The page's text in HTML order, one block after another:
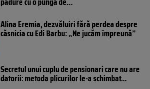
Alina Eremia, dezvăluiri fără perdea despre
căsnicia cu Edi Barbu: „Ne jucăm împreună”
Secretul unui cuplu de pensionari care nu are
datorii: metoda plicurilor le-a schimbat...